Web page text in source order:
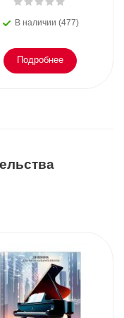
В наличии (477)
Подробнее